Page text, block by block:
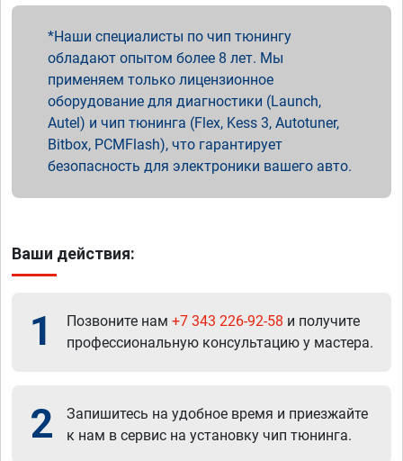
Наши специалисты по чип тюнингу
обладают опытом более 8 лет. Мы
применяем только лицензионное
оборудование для диагностики (Launch,
Autel) и чип тюнинга (Flex, Kess 3, Autotuner,
Bitbox, PCMFlash), что гарантирует
безопасность для электроники вашего авто.
Ваши действия:
1 Позвоните нам +7 343 226-92-58 и получите
профессиональную консультацию у мастера.
2
Запишитесь на удобное время и приезжайте
к нам в сервис на установку чип тюнинга.